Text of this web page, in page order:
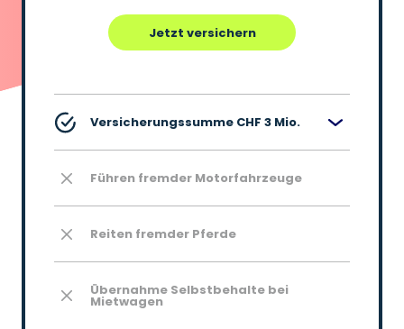
Jetzt versichern
Versicherungssumme CHF 3 Mio.
Führen fremder Motorfahrzeuge
Reiten fremder Pferde
Übernahme Selbstbehalte bei
Mietwagen